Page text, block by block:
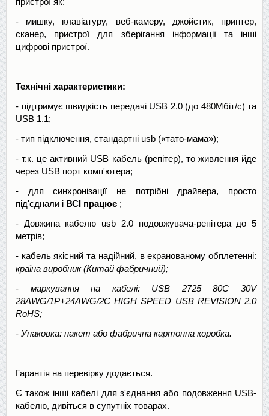
- мишку, клавіатуру, веб-камеру, джойстик, принтер,
сканер, пристрої для зберігання інформації та інші
цифрові пристрої.
Технічні характеристики:
- підтримує швидкість передачі USB 2.0 (до 480Мбіт/с) та
USB 1.1;
- тип підключення, стандартні usb («тато-мама»);
- т.к. це активний USB кабель (репітер), то живлення йде
через USB порт комп'ютера;
- для синхронізації не потрібні драйвера, просто
під'єднали і ВСІ працює ;
- Довжина кабелю usb 2.0 подовжувача-репітера до 5
метрів;
- кабель якісний та надійний, в екранованому обплетенні:
країна виробник (Китай фабричний);
- маркування на кабелі: USB 2725 80C 30V
28AWG/1P+24AWG/2C HIGH SPEED USB REVISION 2.0
RoHS;
- Упаковка: пакет або фабрична картонна коробка.
Гарантія на перевірку додається.
Є також інші кабелі для з'єднання або подовження USB-
кабелю, дивіться в супутніх товарах.